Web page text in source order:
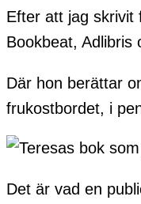
Efter att jag skrivit
Bookbeat, Adlibris
Där hon berättar
frukostbordet, i
Det är vad en